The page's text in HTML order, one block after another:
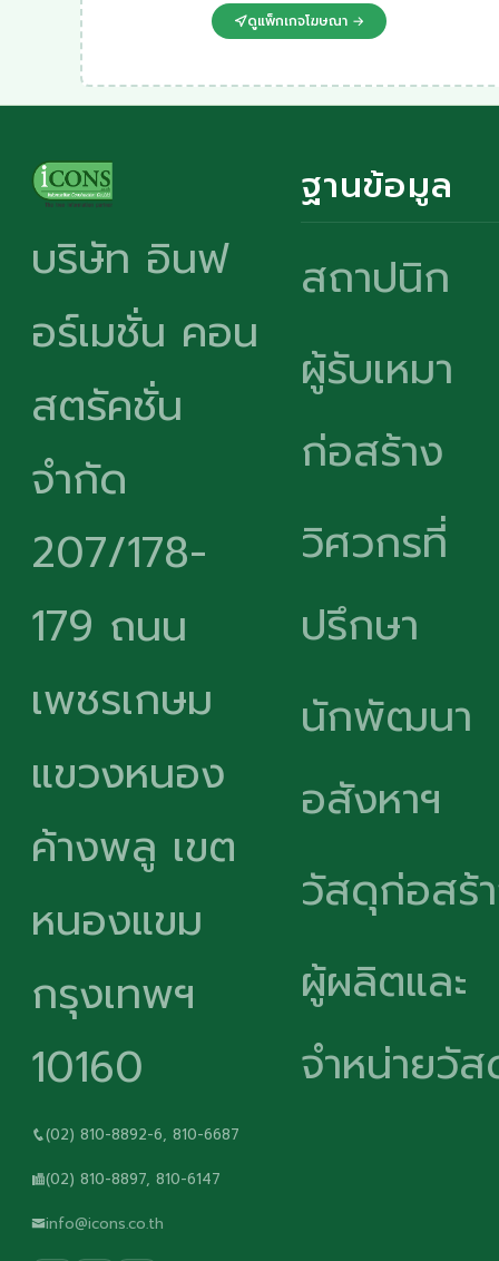
ดูแพ็กเกจโฆษณา →
บริษัท อินฟ
อร์เมชั่น คอน
สตรัคชั่น
จำกัด
207/178-
179 ถนน
เพชรเกษม
แขวงหนอง
ค้างพลู เขต
หนองแขม
กรุงเทพฯ
10160
(02) 810-8892-6, 810-6687
(02) 810-8897, 810-6147
info@icons.co.th
ฐานข้อมูล
สถาปนิก
ผู้รับเหมา
ก่อสร้าง
วิศวกรที่
ปรึกษา
นักพัฒนา
อสังหาฯ
วัสดุก่อสร้
ผู้ผลิตและ
จำหน่ายวั